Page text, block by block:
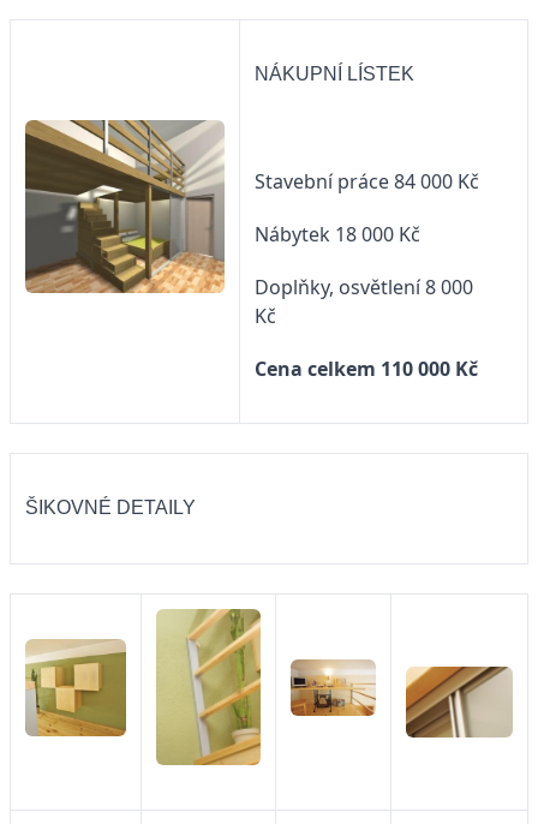
NÁKUPNÍ LÍSTEK
Stavební práce 84 000 Kč
Nábytek 18 000 Kč
Doplňky, osvětlení 8 000
Kč
Cena celkem 110 000 Kč
ŠIKOVNÉ DETAILY